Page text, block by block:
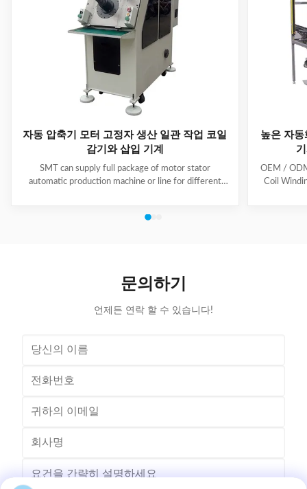
자동 압축기 모터 고정자 생산 일관 작업 코일
감기와 삽입 기계
SMT can supply full package of motor stator
automatic production machine or line for different
production line including paper inserting machine, coil
inserting machine,
높은 자
OEM /
Coil
문의하기
언제든 연락 할 수 있습니다!